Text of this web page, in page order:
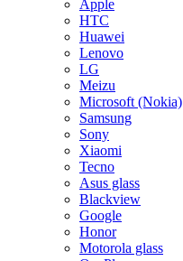
Apple
HTC
Huawei
Lenovo
LG
Meizu
Microsoft (Nokia)
Samsung
Sony
Xiaomi
Tecno
Asus glass
Blackview
Google
Honor
Motorola glass